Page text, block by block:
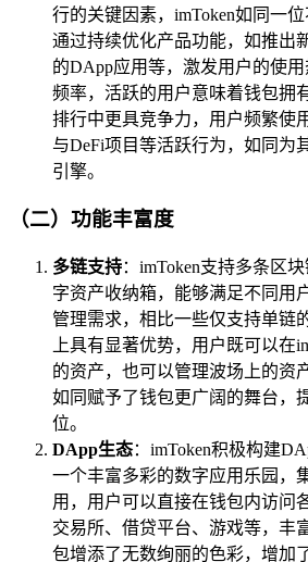
行的关键因素，imToken如同一
通过持续优化产品功能，如推出
的DApp应用等，激发用户的使
频率，活跃的用户意味着钱包拥
排行中更具竞争力，用户频繁使
与DeFi项目等活跃行为，如同为
引擎。
（二）功能丰富度
多链支持：imToken支持多条区
字资产收纳箱，能够满足不同用
管理需求，相比一些仅支持单链
上具有显著优势，用户既可以在
的资产，也可以管理波场上的资
如同赋予了钱包更广阔的舞台，
位。
DApp生态：imToken积极构建
一个丰富多彩的数字应用乐园，
用，用户可以直接在钱包内访问
交易所、借贷平台、游戏等，丰
包增添了无数绚丽的色彩，增加